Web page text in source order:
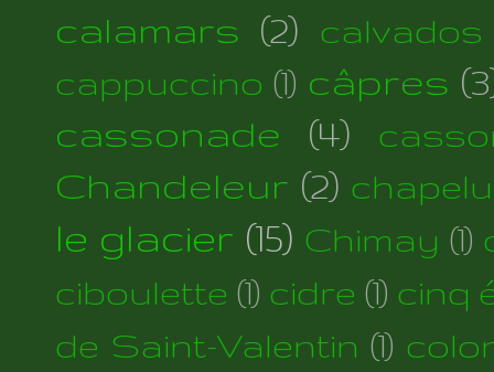
calamars (2)
calvados
cappuccino (1) câpres
cassonade
(4)
Chandeleur (2)
le glacier (15) Chimay (1)
ciboulette (1) cidre (1) cinq
de Saint-Valentin (1)